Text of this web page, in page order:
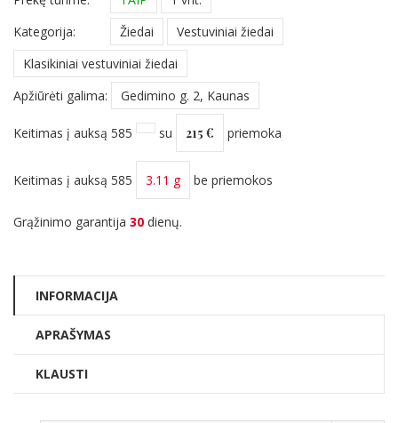
Kategorija:
Žiedai
Vestuviniai žiedai
Klasikiniai vestuviniai žiedai
Apžiūrėti galima:
Gedimino g. 2, Kaunas
Keitimas į auksą 585 su 215 € priemoka
Keitimas į auksą 585 3.11 g be priemokos
Grąžinimo garantija 30 dienų.
INFORMACIJA
APRAŠYMAS
KLAUSTI